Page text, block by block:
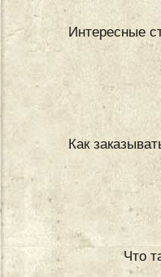
Интересные
Как
Что